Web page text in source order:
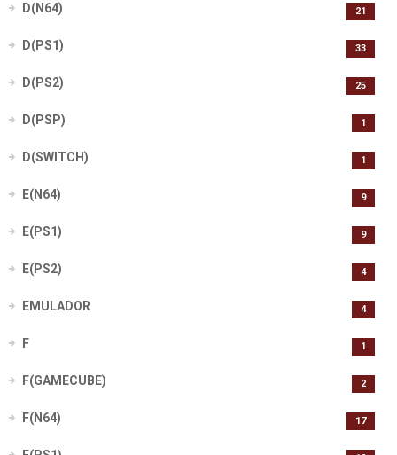
D(N64) 21
D(PS1) 33
D(PS2) 25
D(PSP) 1
D(SWITCH) 1
E(N64) 9
E(PS1) 9
E(PS2) 4
EMULADOR 4
F 1
F(GAMECUBE) 2
F(N64) 17